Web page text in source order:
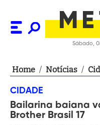
Sábado,
Home / Notícias /
CIDADE
Bailarina baiana
Brother Brasil 17